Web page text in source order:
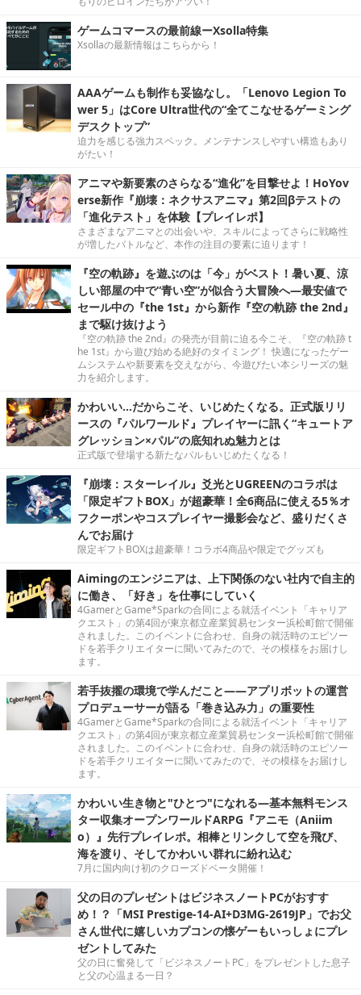
ゲームコマースの最前線ーXsolla特集
Xsollaの最新情報はこちらから！
AAAゲームも制作も妥協なし。「Lenovo Legion To
wer 5」はCore Ultra世代の“全てこなせるゲーミング
デスクトップ”
迫力を感じる強力スペック。メンテナンスしやすい構造もあり
がたい！
アニマや新要素のさらなる“進化”を目撃せよ！HoYov
erse新作『崩壊：ネクサスアニマ』第2回βテストの
「進化テスト」を体験【プレイレポ】
さまざまなアニマとの出会いや、スキルによってさらに戦略性
が増したバトルなど、本作の注目の要素に迫ります！
『空の軌跡』を遊ぶのは「今」がベスト！暑い夏、涼
しい部屋の中で“青い空”が似合う大冒険へ―最安値で
セール中の『the 1st』から新作『空の軌跡 the 2nd』
まで駆け抜けよう
『空の軌跡 the 2nd』の発売が目前に迫る今こそ、『空の軌跡 t
he 1st』から遊び始める絶好のタイミング！ 快適になったゲー
ムシステムや新要素を交えながら、今遊びたい本シリーズの魅
力を紹介します。
かわいい…だからこそ、いじめたくなる。正式版リリ
ースの『パルワールド』プレイヤーに訊く“キュートア
グレッション×パル”の底知れぬ魅力とは
正式版で登場する新たなパルもいじめたくなる！
『崩壊：スターレイル』爻光とUGREENのコラボは
「限定ギフトBOX」が超豪華！全6商品に使える5％オ
フクーポンやコスプレイヤー撮影会など、盛りだくさ
んでお届け
限定ギフトBOXは超豪華！コラボ4商品や限定でグッズも
Aimingのエンジニアは、上下関係のない社内で自主的
に働き、「好き」を仕事にしていく
4GamerとGame*Sparkの合同による就活イベント「キャリア
クエスト」の第4回が東京都立産業貿易センター浜松町館で開催
されました。このイベントに合わせ、自身の就活時のエピソー
ドを若手クリエイターに聞いてみたので、その模様をお届けし
ます。
若手抜擢の環境で学んだこと――アプリボットの運営
プロデューサーが語る「巻き込み力」の重要性
4GamerとGame*Sparkの合同による就活イベント「キャリア
クエスト」の第4回が東京都立産業貿易センター浜松町館で開催
されました。このイベントに合わせ、自身の就活時のエピソー
ドを若手クリエイターに聞いてみたので、その模様をお届けし
ます。
かわいい生き物と"ひとつ"になれる―基本無料モンス
ター収集オープンワールドARPG『アニモ（Aniim
o）』先行プレイレポ。相棒とリンクして空を飛び、
海を渡り、そしてかわいい群れに紛れ込む
7月に国内向け初のクローズドベータ開催！
父の日のプレゼントはビジネスノートPCがおすす
め！？「MSI Prestige-14-AI+D3MG-2619JP」でお父
さん世代に嬉しいカプコンの懐ゲーもいっしょにプレ
ゼントしてみた
父の日に奮発して「ビジネスノートPC」をプレゼントした息子
と父の心温まる一日？